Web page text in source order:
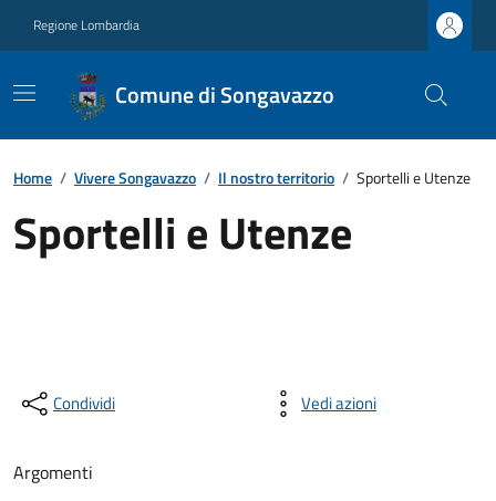
Regione Lombardia
Comune di Songavazzo
Home / Vivere Songavazzo / Il nostro territorio / Sportelli e Utenze
Sportelli e Utenze
Condividi Vedi azioni
Argomenti